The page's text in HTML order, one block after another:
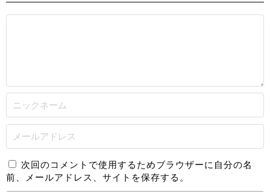
次回のコメントで使用するためブラウザーに自分の名
前、メールアドレス、サイトを保存する。